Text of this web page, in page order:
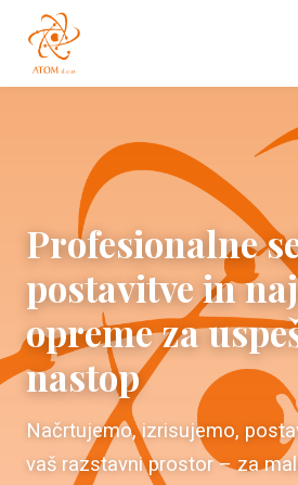
Profesionalne
postavitve in
opreme za
nastop
Načrtujemo, izrisujemo,
vaš razstavni prostor – za